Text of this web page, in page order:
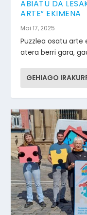
ABIATU DA
ARTE” EKIMENA
Mai 17, 2025
Puzzlea osatu arte
atera berri gara,
GEHIAGO